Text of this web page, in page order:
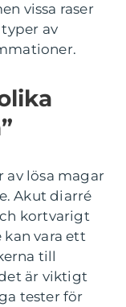
vissa raser
av
av lösa magar
Akut diarré
kortvarigt
vara ett
till
är viktigt
tester för